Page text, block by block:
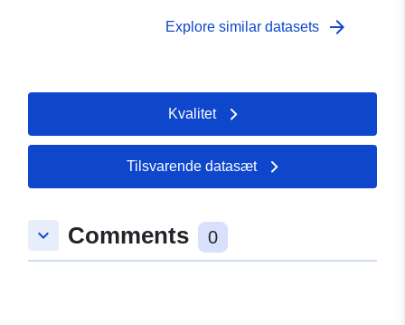
Explore similar datasets arrow_forward
Kvalitet
Tilsvarende datasæt
keyboard_arrow_down Comments 0